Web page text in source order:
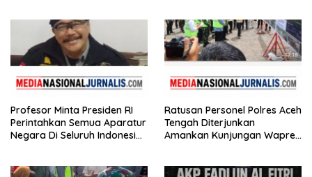
Profesor Minta Presiden RI
Perintahkan Semua Aparatur
Negara Di Seluruh Indonesia
Ratusan Personel Polres Aceh
Tengah Diterjunkan
Amankan Kunjungan Wapres